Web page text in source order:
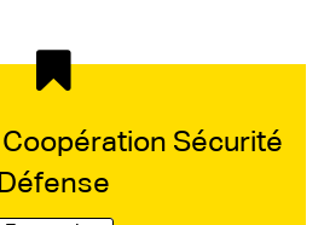
Sécurité
Défense